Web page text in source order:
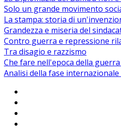
Solo un grande movimento
La stampa: storia di
Grandezza e miseria del
Contro guerra e repressione
Tra disagio e razzismo
Che fare nell'epoca della
Analisi della fase